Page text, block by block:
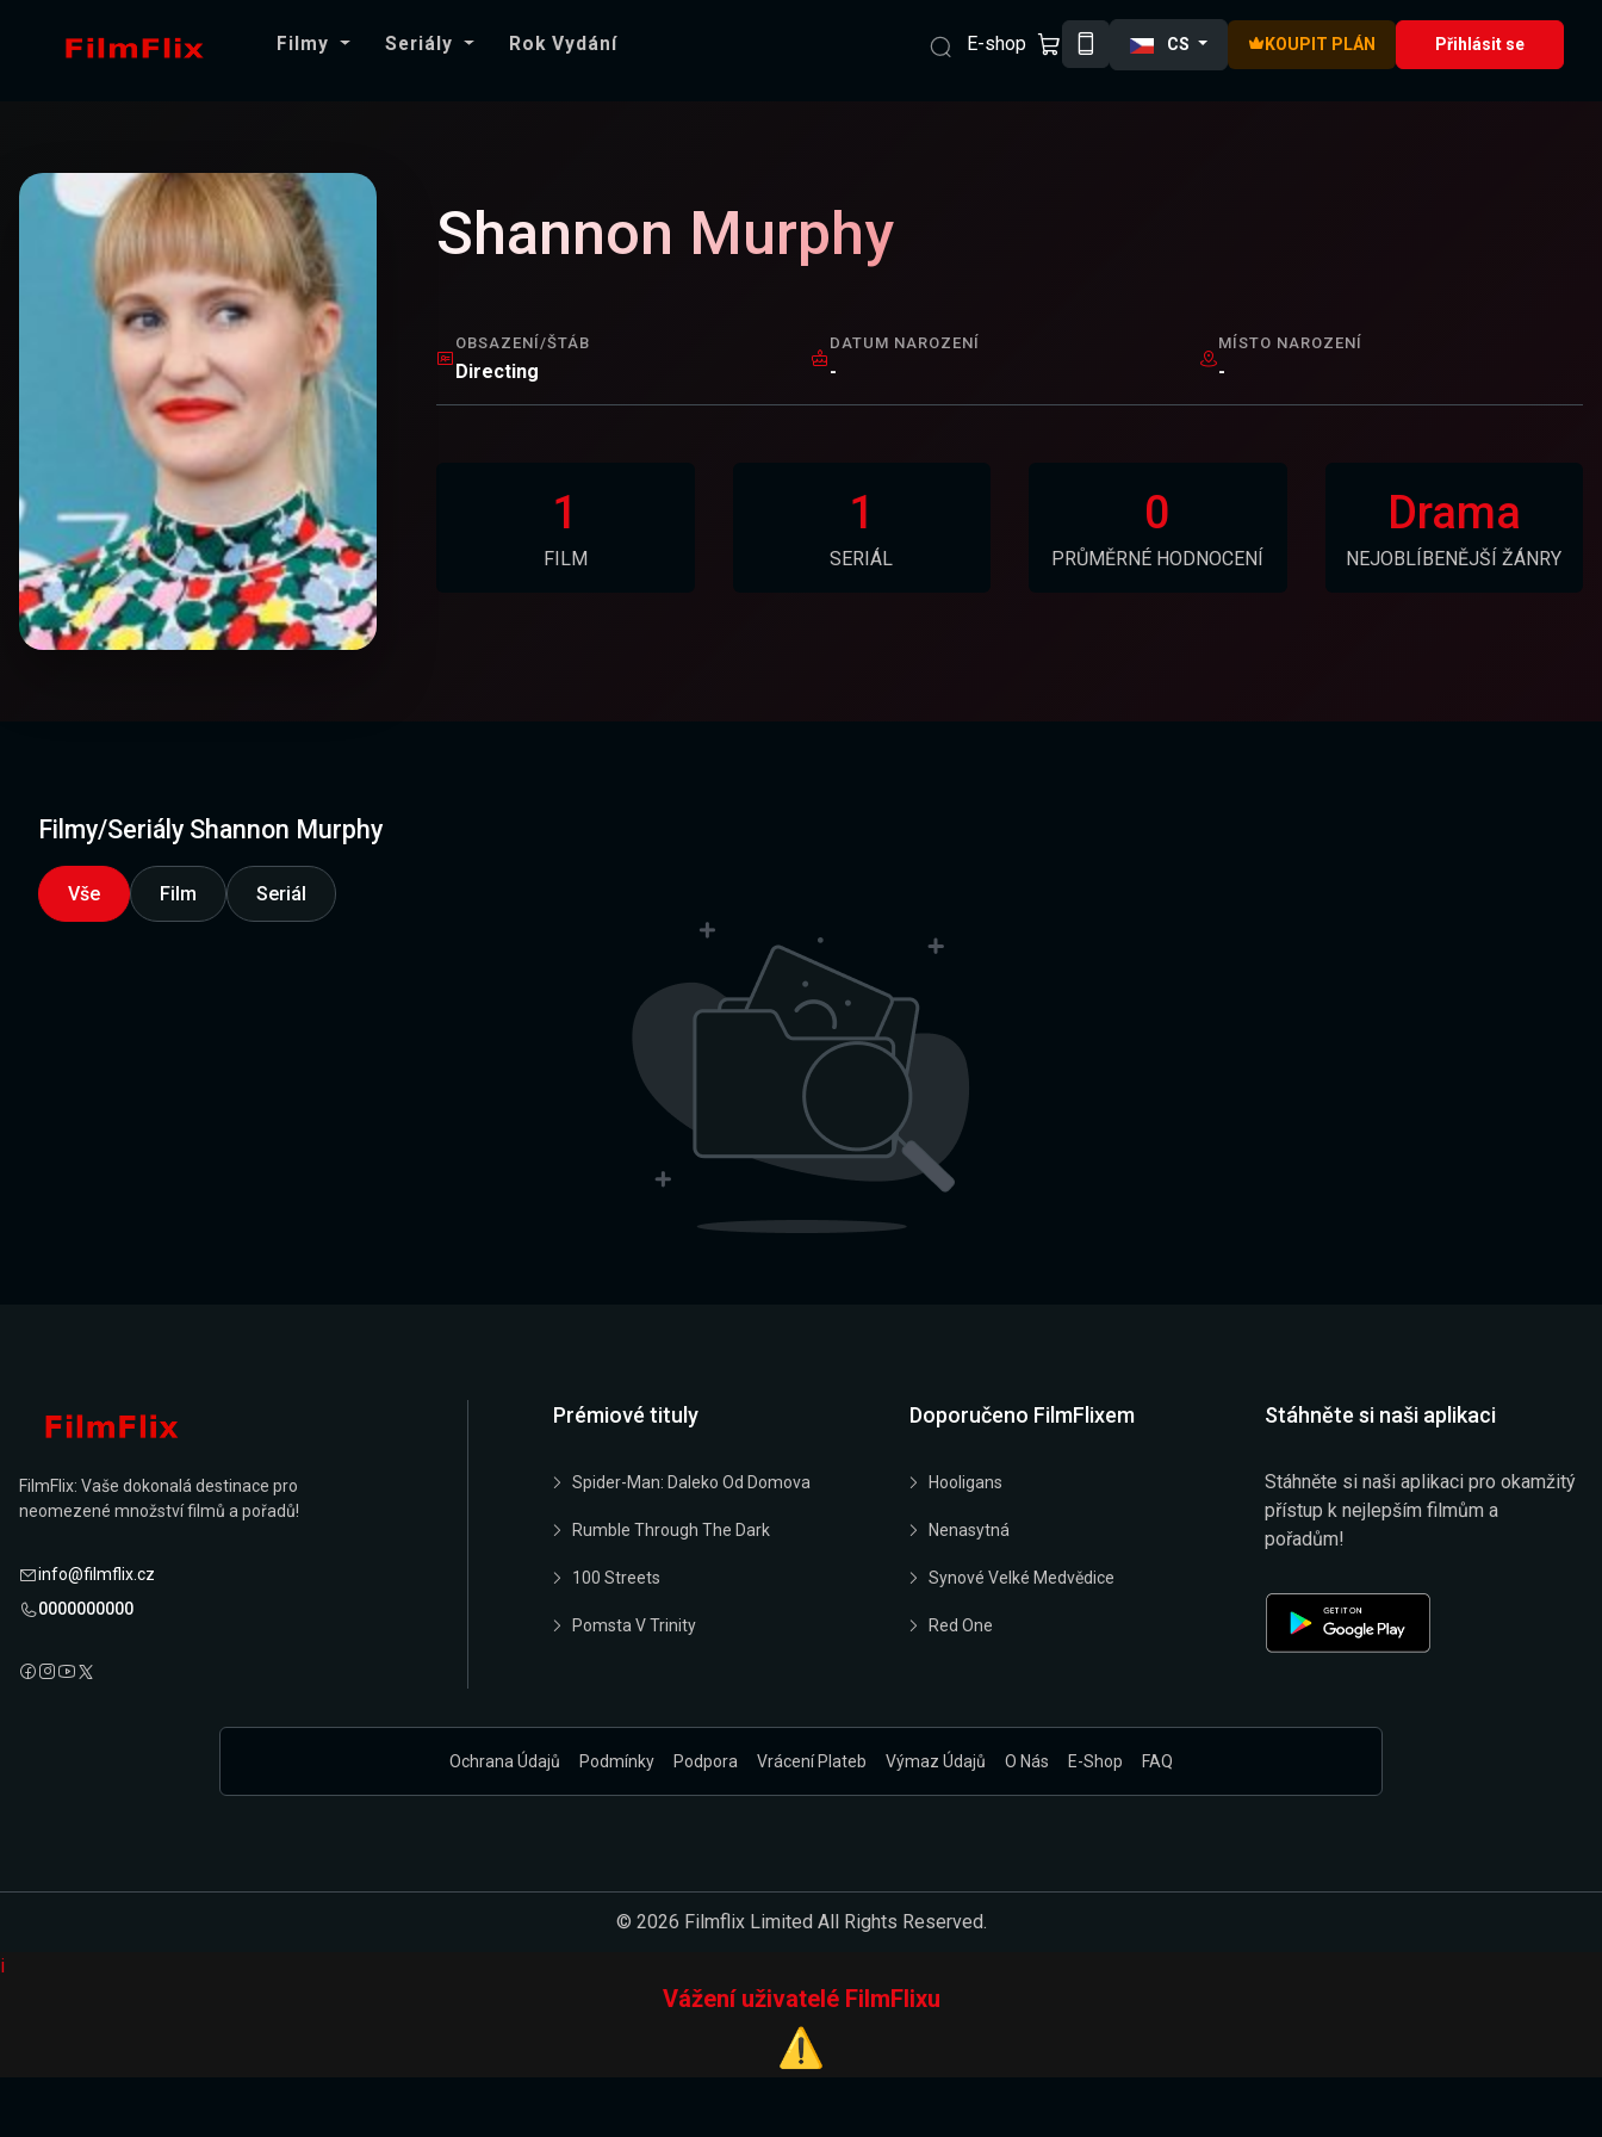
Filmy Seriály Rok Vydání E-shop CS KOUPIT PLÁN Přihlásit se
Shannon Murphy
OBSAZENÍ/ŠTÁB
Directing
DATUM NAROZENÍ
-
MÍSTO NAROZENÍ
-
1
FILM
1
SERIÁL
0
PRŮMĚRNÉ HODNOCENÍ
Drama
NEJOBLÍBENĚJŠÍ ŽÁNRY
Filmy/Seriály Shannon Murphy
Vše Film Seriál
FilmFlix: Vaše dokonalá destinace pro
neomezené množství filmů a pořadů!
info@filmflix.cz
0000000000
Prémiové tituly
Spider-Man: Daleko Od Domova
Rumble Through The Dark
100 Streets
Pomsta V Trinity
Doporučeno FilmFlixem
Hooligans
Nenasytná
Synové Velké Medvědice
Red One
Stáhněte si naši aplikaci
Stáhněte si naši aplikaci pro okamžitý
přístup k nejlepším filmům a
pořadům!
Ochrana Údajů Podmínky Podpora Vrácení Plateb Výmaz Údajů O Nás E-Shop FAQ
© 2026 Filmflix Limited All Rights Reserved.
i
Vážení uživatelé FilmFlixu
⚠️